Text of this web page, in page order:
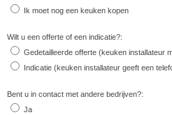
Ik moet nog een keuken kopen
Wilt u een offerte of een indicatie?:
Gedetailleerde offerte (keuken installateur
Indicatie (keuken installateur geeft een
Bent u in contact met andere bedrijven?:
Ja